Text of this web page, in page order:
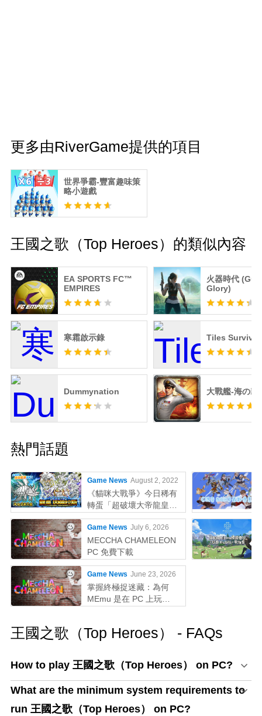
更多由RiverGame提供的項目
世界爭霸-豐富趣味策
略小遊戲
王國之歌（Top Heroes）的類似內容
EA SPORTS FC™
EMPIRES
火器時代
Glory)
寒霜啟示錄 Tiles Survive!
Dummynation 大戰艦-海の霸
熱門話題
Game News August 2, 2022
《貓咪大戰爭》今日稀有
轉蛋「超破壞大帝龍皇因
佩拉斯」系列新角色登場
Game News July 6, 2026
MECCHA CHAMELEON
PC 免費下載
Game News June 23, 2026
掌握終極捉迷藏：為何
MEmu 是在 PC 上玩
王國之歌（Top Heroes） - FAQs
How to play 王國之歌（Top Heroes） on PC?
What are the minimum system requirements to
run 王國之歌（Top Heroes） on PC?